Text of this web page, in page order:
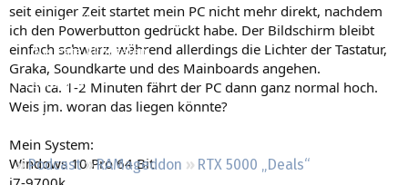
Neue Beiträge
Neueste Aktivitäten
Leserartikel
Regeln
Podcast RAMageddon
RTX 5000 „Deals“
seit einiger Zeit startet mein PC nicht mehr direkt, nachdem
ich den Powerbutton gedrückt habe. Der Bildschirm bleibt
einfach schwarz, während allerdings die Lichter der Tastatur,
Graka, Soundkarte und des Mainboards angehen.
Nach ca. 1-2 Minuten fährt der PC dann ganz normal hoch.
Weis jm. woran das liegen könnte?
Mein System:
Windows 10 Pro 64 Bit